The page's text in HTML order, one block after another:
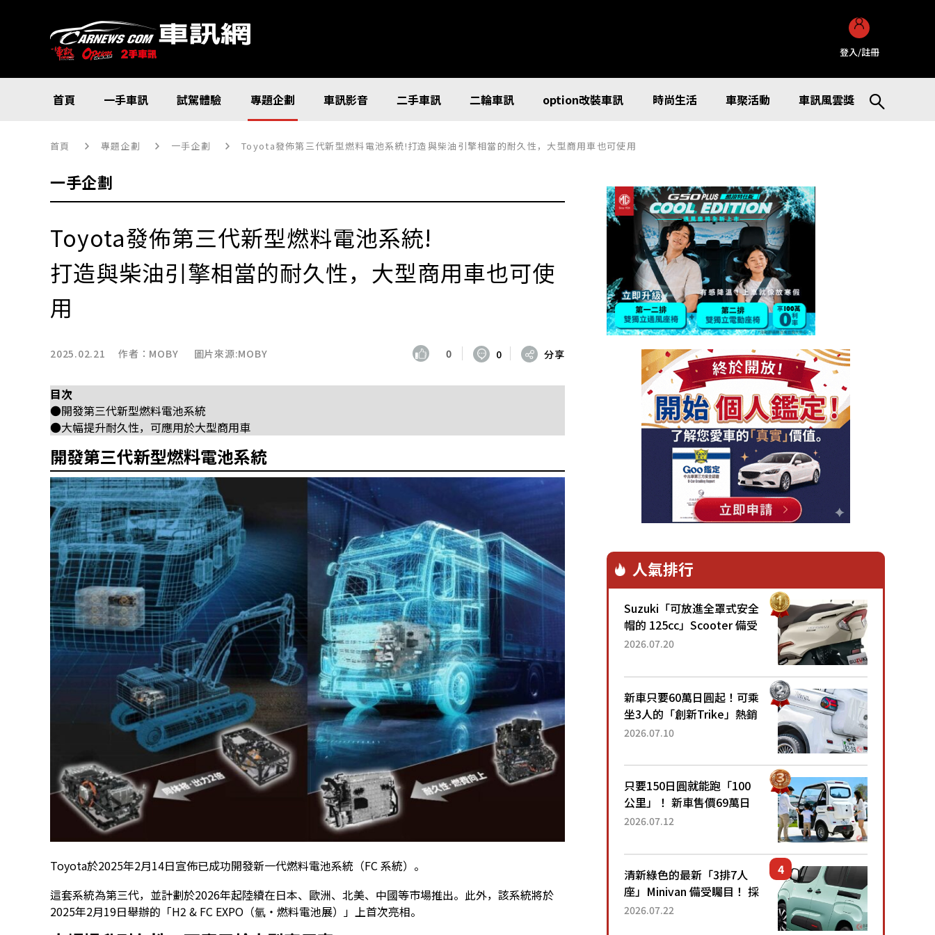
登入/註冊
首頁 一手車訊 試駕體驗 專題企劃 車訊影音 二手車訊 二輪車訊 option改裝車訊 時尚生活 車聚活動 車訊風雲獎
首頁 專題企劃 一手企劃 Toyota發佈第三代新型燃料電池系統!打造與柴油引擎相當的耐久性，大型商用車也可使用
一手企劃
Toyota發佈第三代新型燃料電池系統!
打造與柴油引擎相當的耐久性，大型商用車也可使
用
2025.02.21 作者： MOBY 圖片來源:MOBY 0 0 分享
目次
●開發第三代新型燃料電池系統
●大幅提升耐久性，可應用於大型商用車
開發第三代新型燃料電池系統
Toyota於2025年2月14日宣佈已成功開發新一代燃料電池系統（FC 系統）。
這套系統為第三代，並計劃於2026年起陸續在日本、歐洲、北美、中國等市場推出。此外，該系統將於
2025年2月19日舉辦的「H2 & FC EXPO（氫・燃料電池展）」上首次亮相。
人氣排行
Suzuki「可放進全罩式安全
帽的 125cc」Scooter 備受
矚目！採用全新流線設計與
已陸續開始出口的新款
「B...
2026.07.20
新車只要60萬日圓起！可乘
坐3人的「創新Trike」熱銷
大賣成為人氣車款！「養車
日圓就能跑100公里」「小
朋友坐得...
2026.07.10
只要150日圓就能跑「100
公里」！ 新車售價69萬日
圓的「3人座」Trike大受歡
為何能迅速熱賣？
2026.07.12
清新綠色的最新「3排7人
座」Minivan 備受矚目！ 採
用全長4.7公尺剛剛好的車
2026.07.22